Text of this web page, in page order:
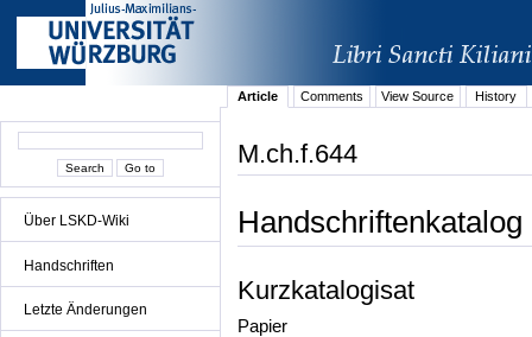
Über LSKD-Wiki
Handschriften
Letzte Änderungen
Article Comments View Source History
M.ch.f.644
Kurzkatalogisat
Papier